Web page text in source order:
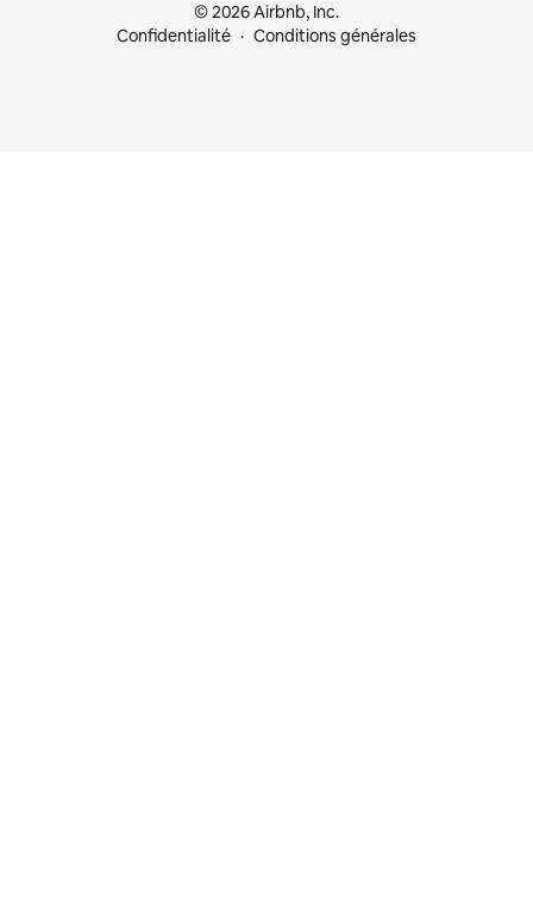
© 2026 Airbnb, Inc.
Confidentialité
Conditions générales